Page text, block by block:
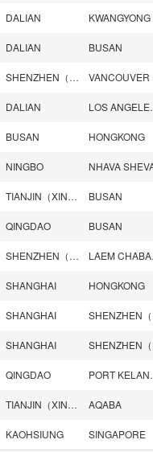
DALIAN KWANGYONG
DALIAN BUSAN
SHENZHEN（YANTIAN） VANCOUVER
DALIAN
BUSAN HONGKONG
NINGBO NHAVA
TIANJIN（XINGANG） BUSAN
QINGDAO BUSAN
SHENZHEN（SHEKOU）
SHANGHAI HONGKONG
SHANGHAI
SHANGHAI
QINGDAO
TIANJIN（XINGANG） AQABA
KAOHSIUNG SINGAPORE